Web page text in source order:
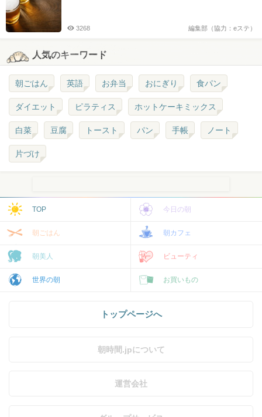
編集部（協力：eステ）
3268
人気のキーワード
朝ごはん 英語 お弁当 おにぎり 食パン
ダイエット ピラティス ホットケーキミックス
白菜 豆腐 トースト パン 手帳 ノート
片づけ
TOP 今日の朝
朝ごはん 朝カフェ
朝美人 ビューティ
世界の朝 お買いもの
トップページへ
朝時間.jpについて
運営会社